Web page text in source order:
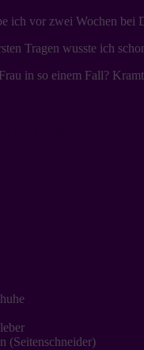
ich vor zwei Wochen bei
Tragen wusste ich
in so einem Fall?
(Seitenschneider)